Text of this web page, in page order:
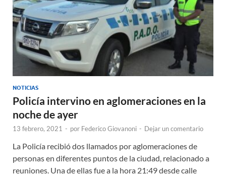
NOTICIAS
Policía intervino en aglomeraciones en la
noche de ayer
13 febrero, 2021 - por Federico Giovanoni - Dejar un comentario
La Policía recibió dos llamados por aglomeraciones de
personas en diferentes puntos de la ciudad, relacionado a
reuniones. Una de ellas fue a la hora 21:49 desde calle